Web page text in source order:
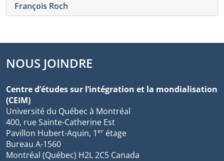
François Roch
NOUS JOINDRE
Centre d’études sur l’intégration et la mondialisation
(CEIM)
Université du Québec à Montréal
400, rue Sainte-Catherine Est
Pavillon Hubert-Aquin, 1er étage
Bureau A-1560
Montréal (Québec) H2L 2C5 Canada